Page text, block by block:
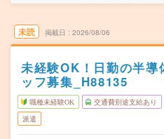
未読 掲載日 2026/08/06
未経験OK！日勤の半導
ッフ募集_H88135
職種未経験OK 交通費別途支給あり
派遣